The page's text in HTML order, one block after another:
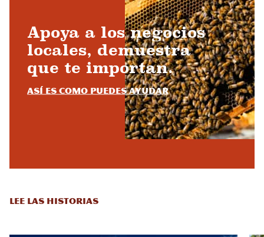
Apoya a los negocios
locales, demuestra
que te importan.
Así es como puedes ayudar
LEE LAS HISTORIAS